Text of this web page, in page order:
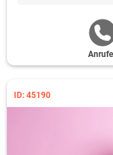
ID: 45190